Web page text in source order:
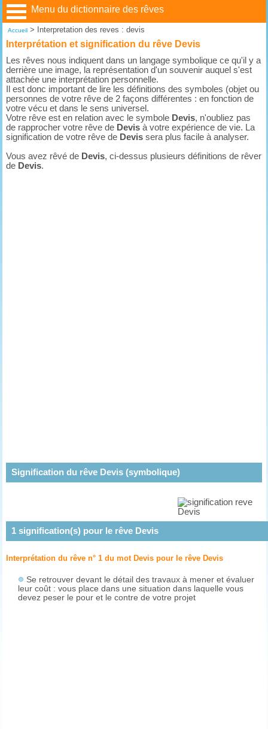
Menu du dictionnaire des rêves
Accueil> Interpretation des reves : devis
Interprétation et signification du rêve Devis
Les rêves nous indiquent dans un langage symbolique ce qu'il y a
derrière une image, la représentation d'un souvenir auquel s'est
attachée une interprétation personnelle.
Il est donc important de lire les définitions des symboles (objet ou
personnes de votre rêve de 2 façons différentes : en fonction de
votre vécu et dans le sens universel.
Votre rêve est en relation avec le symbole Devis, n'oubliez pas
de rapprocher votre rêve de Devis à votre expérience de vie. La
signification de votre rêve de Devis sera plus facile à analyser.
Vous avez rêvé de Devis, ci-dessus plusieurs définitions de rêver
de Devis.
Signification du rêve Devis (symbolique)
1signification(s) pour le rêve Devis
Interprétation du rêve n° 1 du mot Devis pour le rêve Devis
Se retrouver devant le détail des travaux à mener et évaluer
leur coût : vous place dans une situation dans laquelle vous
devez peser le pour et le contre de votre projet